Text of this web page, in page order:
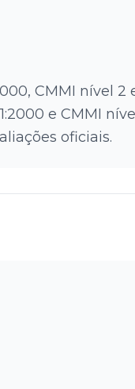
CMMI nível 2
e CMMI
oficiais.